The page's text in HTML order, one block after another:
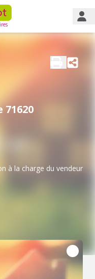
à la charge du vendeur